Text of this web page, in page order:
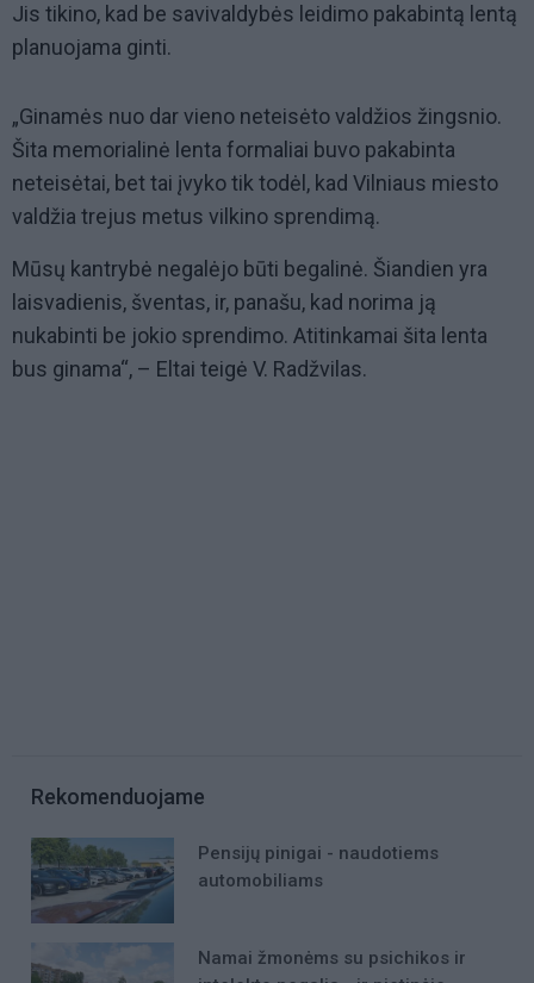
Jis tikino, kad be savivaldybės leidimo pakabintą lentą
planuojama ginti.
„Ginamės nuo dar vieno neteisėto valdžios žingsnio.
Šita memorialinė lenta formaliai buvo pakabinta
neteisėtai, bet tai įvyko tik todėl, kad Vilniaus miesto
valdžia trejus metus vilkino sprendimą.
Mūsų kantrybė negalėjo būti begalinė. Šiandien yra
laisvadienis, šventas, ir, panašu, kad norima ją
nukabinti be jokio sprendimo. Atitinkamai šita lenta
bus ginama“, – Eltai teigė V. Radžvilas.
Rekomenduojame
Pensijų pinigai - naudotiems
automobiliams
Namai žmonėms su psichikos ir